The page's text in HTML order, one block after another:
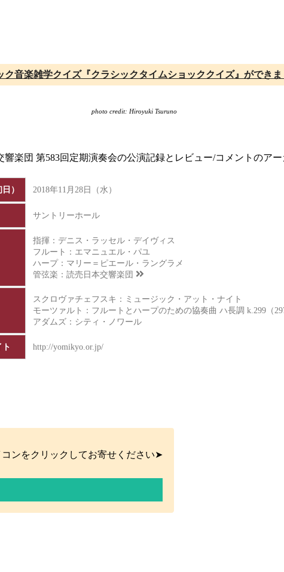
ク音楽雑学クイズ『クラシックタイムショッククイズ』ができま
photo credit: Hiroyuki Tsuruno
楽団 第583回定期演奏会の公演記録とレビュー/コメントのアー
） 2018年11月28日（水）
サントリーホール
指揮：デニス・ラッセル・デイヴィス
フルート：エマニュエル・パユ
ハープ：マリー＝ピエール・ラングラメ
管弦楽： 読売日本交響楽団
スクロヴァチェフスキ：ミュージック・アット・ナイト
モーツァルト：フルートとハープのための協奏曲 ハ長調 k.299（
アダムズ：シティ・ノワール
http://yomikyo.or.jp/
ンをクリックしてお寄せください➤